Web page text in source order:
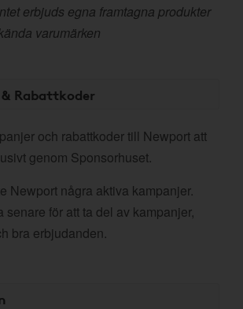
erbjuds egna framtagna produkter
varumärken
Rabattkoder
och rabattkoder till Newport att
genom Sponsorhuset.
Newport några aktiva kampanjer.
senare för att ta del av kampanjer,
bra erbjudanden.